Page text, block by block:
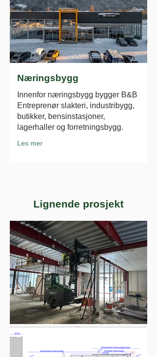
Næringsbygg
Innenfor næringsbygg bygger B&B
Entreprenør slakteri, industribygg,
butikker, bensinstasjoner,
lagerhaller og forretningsbygg.
Les mer
Lignende prosjekt